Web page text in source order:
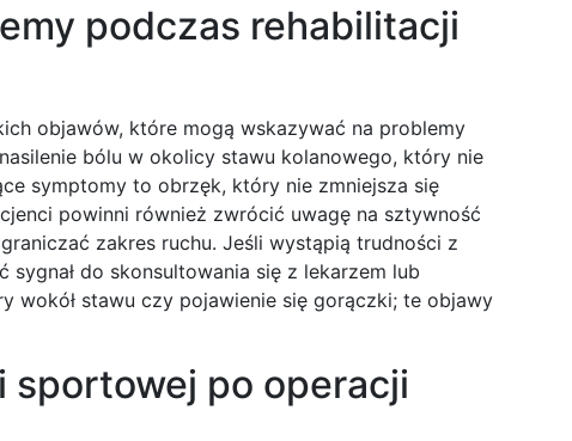
podczas rehabilitacji
objawów, które mogą wskazywać na problemy
bólu w okolicy stawu kolanowego, który nie
symptomy to obrzęk, który nie zmniejsza się
powinni również zwrócić uwagę na sztywność
zakres ruchu. Jeśli wystąpią trudności z
do skonsultowania się z lekarzem lub
wokół stawu czy pojawienie się gorączki; te objawy
sportowej po operacji